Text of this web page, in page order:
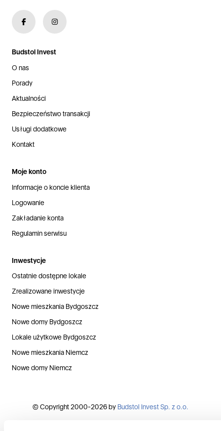
Budstol Invest
O nas
Porady
Aktualności
Bezpieczeństwo transakcji
Usługi dodatkowe
Kontakt
Moje konto
Informacje o koncie klienta
Logowanie
Zakładanie konta
Regulamin serwisu
Inwestycje
Ostatnie dostępne lokale
Zrealizowane inwestycje
Nowe mieszkania Bydgoszcz
Nowe domy Bydgoszcz
Lokale użytkowe Bydgoszcz
Nowe mieszkania Niemcz
Nowe domy Niemcz
© Copyright 2000-2026 by Budstol Invest Sp. z o.o.